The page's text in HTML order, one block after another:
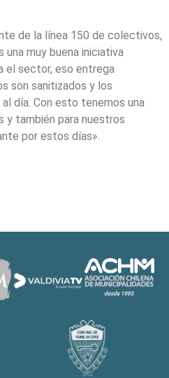
de la línea 150 de colectivos,
una muy buena iniciativa
el sector, eso entrega
son sanitizados y los
día. Con esto tenemos una
y también para nuestros
por estos días».